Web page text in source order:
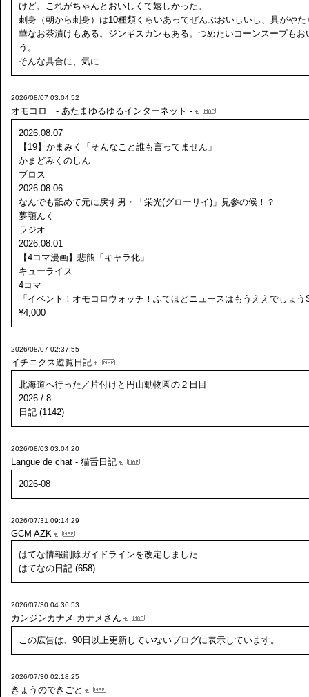
けど、これがちゃんとおいしくて嬉しかった。
刺身（朝から刺身）は10種類くらいあってぜんぶおいしいし、具がやた
華なお茶漬けもある。ジンギスカンもある。つめたいコーンスープもお
う。
そんな具合に、気に
2026/08/07 03:04:52
オモコロ - あたまゆるゆるインターネット -
2026.08.07
【19】かまみく「そんなこと誰も言ってません」
かまどみくのしん
ブロス
2026.08.06
なんでも舐めて元に戻す男・「栄光(グローリイ)」見参の候！？
夢顎んく
ラジオ
2026.08.01
【4コマ漫画】悲熊「キャラ化」
キューライス
4コマ
「イベント！オモコロウォッチ！ふてほどニュースはもうええでしょう
¥4,000
2026/08/07 02:37:55
イチニクス遊覧日記
北海道へ行った／片付けと円山動物園の２日目
2026 / 8
日記 (1142)
2026/08/03 03:04:20
Langue de chat - 猫舌日記
2026-08
2026/07/31 09:14:29
GCM AZK
はてな情報削除ガイドラインを改定しました
はてなの日記 (658)
2026/07/30 04:36:53
カンジンカナメ カナメさん
この広告は、90日以上更新していないブログに表示しています。
2026/07/30 02:18:25
きょうのできごと